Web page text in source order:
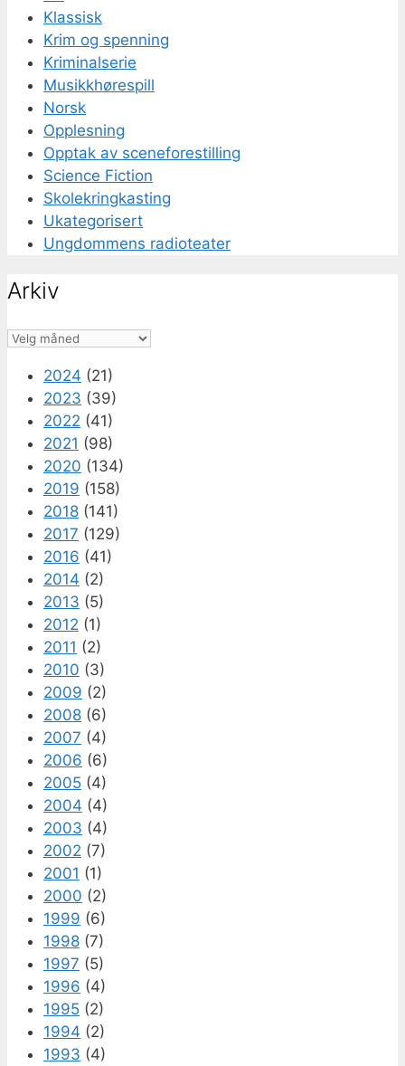
Klassisk
Krim og spenning
Kriminalserie
Musikkhørespill
Norsk
Opplesning
Opptak av sceneforestilling
Science Fiction
Skolekringkasting
Ukategorisert
Ungdommens radioteater
Arkiv
Arkiv
2024 (21)
2023 (39)
2022 (41)
2021 (98)
2020 (134)
2019 (158)
2018 (141)
2017 (129)
2016 (41)
2014 (2)
2013 (5)
2012 (1)
2011 (2)
2010 (3)
2009 (2)
2008 (6)
2007 (4)
2006 (6)
2005 (4)
2004 (4)
2003 (4)
2002 (7)
2001 (1)
2000 (2)
1999 (6)
1998 (7)
1997 (5)
1996 (4)
1995 (2)
1994 (2)
1993 (4)